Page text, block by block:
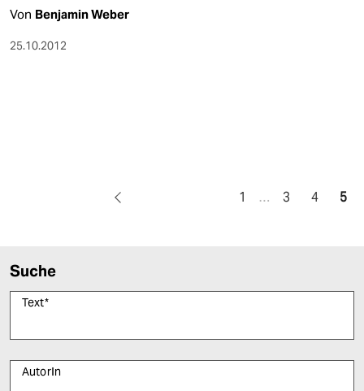
Von Benjamin Weber
25.10.2012
1 … 3 4 5
Suche
Text*
AutorIn